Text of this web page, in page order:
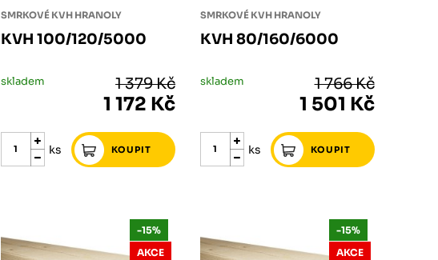
SMRKOVÉ KVH HRANOLY
KVH 100/120/5000
skladem 1 379 Kč
1 172 Kč
ks
SMRKOVÉ KVH HRANOLY
KVH 80/160/6000
skladem 1 766 Kč
1 501 Kč
ks
-15%
AKCE
-15%
AKCE